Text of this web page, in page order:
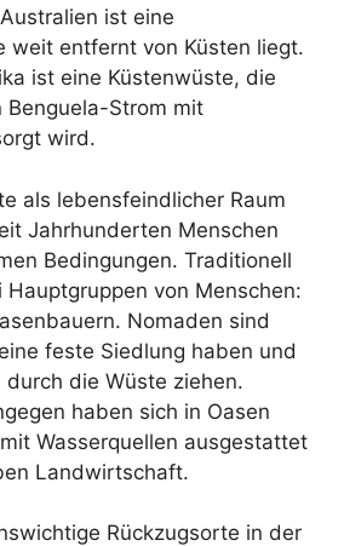
ist eine
weit entfernt von Küsten liegt.
ist eine Küstenwüste, die
Benguela-Strom mit
wird.
als lebensfeindlicher Raum
Jahrhunderten Menschen
Bedingungen. Traditionell
von Menschen:
Nomaden sind
feste Siedlung haben und
die Wüste ziehen.
haben sich in Oasen
Wasserquellen ausgestattet
Landwirtschaft.
Rückzugsorte in der